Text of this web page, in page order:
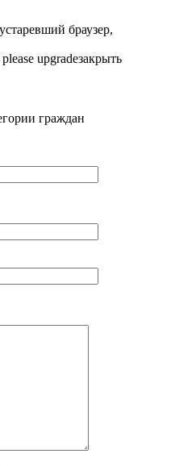
браузер,
upgradeзакрыть
граждан